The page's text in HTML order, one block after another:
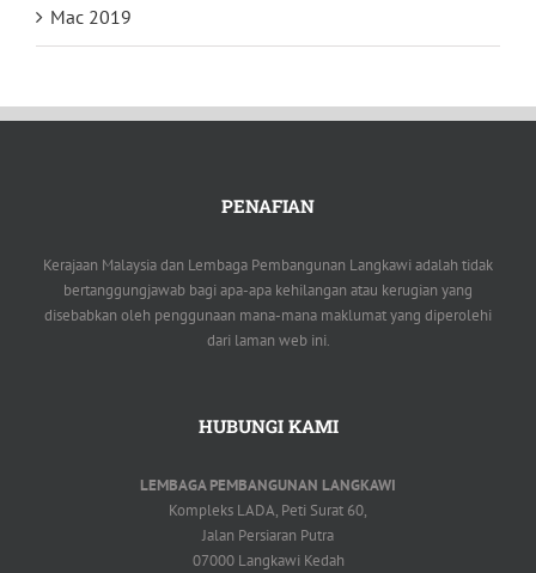
Mac 2019
PENAFIAN
Kerajaan Malaysia dan Lembaga Pembangunan Langkawi adalah tidak
bertanggungjawab bagi apa-apa kehilangan atau kerugian yang
disebabkan oleh penggunaan mana-mana maklumat yang diperolehi
dari laman web ini.
HUBUNGI KAMI
LEMBAGA PEMBANGUNAN LANGKAWI
Kompleks LADA, Peti Surat 60,
Jalan Persiaran Putra
07000 Langkawi Kedah